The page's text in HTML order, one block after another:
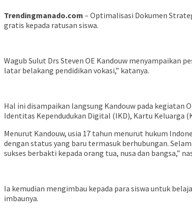
Trendingmanado.com – Optimalisasi Dokumen
gratis kepada ratusan siswa.
Wagub Sulut Drs Steven OE Kandouw menyampaikan
latar belakang pendidikan vokasi,” katanya.
Hal ini disampaikan langsung Kandouw pada kegiatan
Identitas Kependudukan Digital (IKD), Kartu Keluarga
Menurut Kandouw, usia 17 tahun menurut hukum
dengan status yang baru termasuk berhubungan.
sukses berbakti kepada orang tua, nusa dan bangsa,”
Ia kemudian mengimbau kepada para siswa untuk
imbaunya.